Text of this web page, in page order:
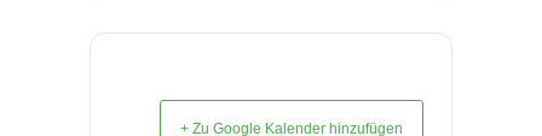
+ Zu Google Kalender hinzufügen